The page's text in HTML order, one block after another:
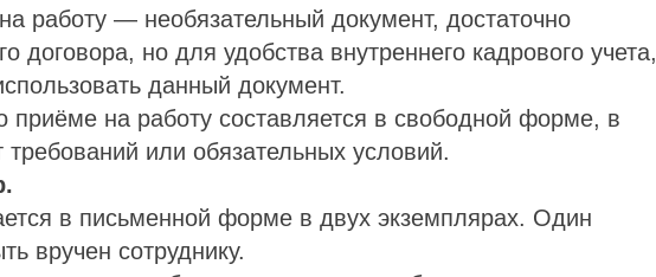
работу — необязательный документ, достаточно
договора, но для удобства внутреннего кадрового учета,
данный документ.
приёме на работу составляется в свободной форме, в
требований или обязательных условий.
в письменной форме в двух экземплярах. Один
вручен сотруднику.